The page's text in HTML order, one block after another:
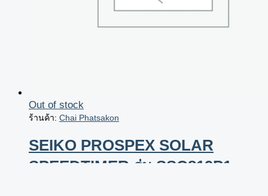
Out of stock
ร้านค้า: Chai Phatsakon
SEIKO PROSPEX SOLAR
SPEEDTIMER รุ่น SSC819P1